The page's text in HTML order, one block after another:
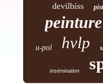
devilbiss
peinture
u-pol hvlp
insémination